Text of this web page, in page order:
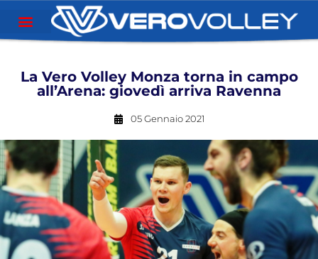
La Vero Volley Monza torna in campo
all’Arena: giovedì arriva Ravenna
05 Gennaio 2021